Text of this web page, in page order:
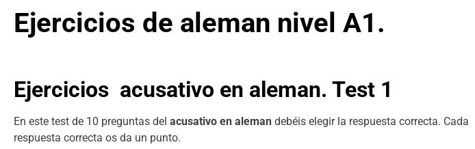
Ejercicios de aleman nivel A1.
Ejercicios acusativo en aleman. Test 1
En este test de 10 preguntas del acusativo en aleman debéis elegir la respuesta correcta. Cada
respuesta correcta os da un punto.